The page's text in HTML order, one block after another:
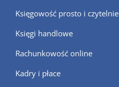
Księgowość prosto i czytelnie
Księgi handlowe
Rachunkowość online
Kadry i płace